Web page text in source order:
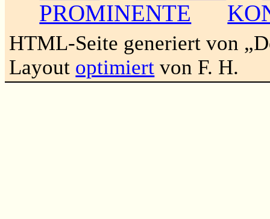
PROMINENTE
HTML-Seite generiert von
Layout optimiert von F. H.